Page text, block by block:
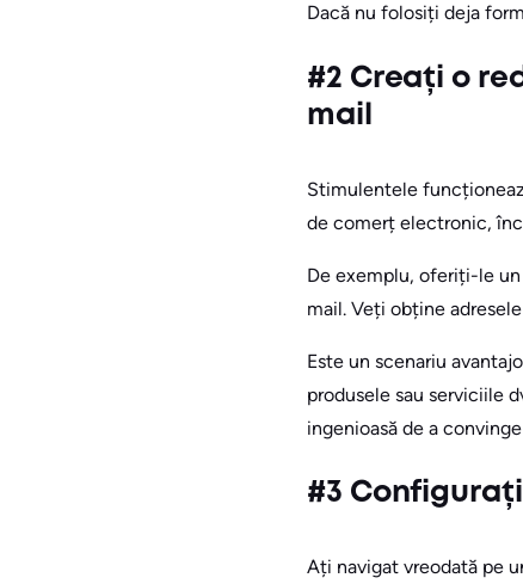
Dacă nu folosiți deja
#2 Creați o
mail
Stimulentele
de comerț electronic,
De exemplu, oferiți-le
mail. Veți obține
Este un scenariu
produsele sau serviciile
ingenioasă de a
#3
Ați navigat vreodată pe